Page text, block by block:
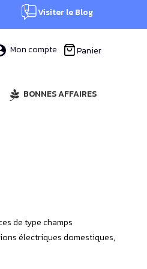
Visiter le Blog
Mon compte Panier
BONNES AFFAIRES
de type champs
électriques domestiques,